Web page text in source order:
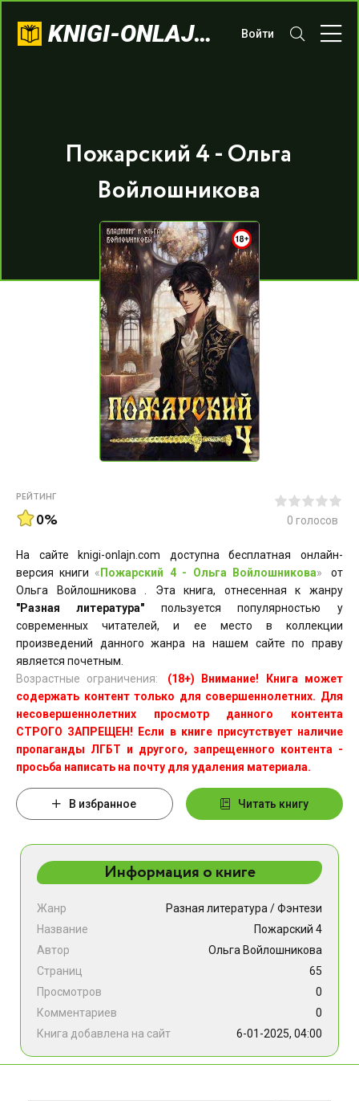
KNIGI-ONLAJN.COM Войти
Пожарский 4 - Ольга
Войлошникова
РЕЙТИНГ
0% 0 голосов
На сайте knigi-onlajn.com доступна бесплатная онлайн-
версия книги « Пожарский 4 - Ольга Войлошникова»
от
Ольга Войлошникова . Эта книга, отнесенная к жанру
"Разная литература" пользуется популярностью у
современных читателей, и ее место в коллекции
произведений данного жанра на нашем сайте по праву
является почетным.
Возрастные ограничения:
(18+) Внимание! Книга может
содержать контент только для совершеннолетних. Для
несовершеннолетних просмотр данного контента
СТРОГО ЗАПРЕЩЕН! Если в книге присутствует наличие
пропаганды ЛГБТ и другого, запрещенного контента -
просьба написать на почту для удаления материала.
В избранное Читать книгу
Информация о книге
Жанр Разная литература /Фэнтези
Название
Пожарский 4
Автор
Ольга Войлошникова
Страниц
65
Просмотров
0
Комментариев
0
Книга добавлена на сайт
6-01-2025, 04:00